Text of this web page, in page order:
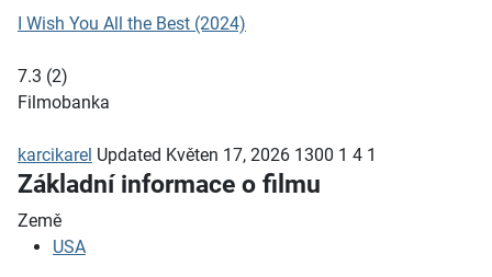
I Wish You All the Best (2024)
7.3 (2)
Filmobanka
karcikarel Updated Květen 17, 2026 1300 1 4 1
Základní informace o filmu
Země
USA